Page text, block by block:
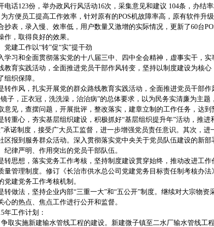
电话123份，举办政风行风活动16次，采集意见和建议 104条，办结率
便员工提高工作效率，针对原有的POS机故障率高，原有软件升级
抄表，录入慢、效率低，用户数量又激增的实际情况，更新了60台
作，取得良好的效果。
建工作以“转”促“实”提干劲
习和全面贯彻落实党的十八届三中、四中全会精神，虚事实干，实
教育实践活动，全面推进党员干部作风转变，坚持以制度建设为核
组织保障。
作风，扎实开展党的群众路线教育实践活动，全面推进党员干部作
子，正衣冠，洗洗澡，治治病”的总体要求，以为民务实清廉为主
意见，查摆问题，开展批评，整改落实，建章立制的工作任务，达到
重心，夯实基层组织建设，积极抓好“基层组织提升年”活动，推进
承诺制度，接受广大员工监督，进一步增强党员责任意识。其次，
区报到服务群众活动。深入贯彻落实党中央关于党员队伍建设的新
纪律严明、作用突出的党员干部队伍。
思想，落实党务工作考核，坚持制度建设贯穿始终，推动改进工作
量管理制度。修订《长治市供水总公司党建党务目标责任制考核办
党建党务工作考核机制。
做法，坚持企业内部“三重一大”和“五公开”制度。继续对大宗物资
心的热点、焦点工作进行公开和监督。
工作计划：
实施新建输水管线工程的建设。新建微子镇至二水厂输水管线工